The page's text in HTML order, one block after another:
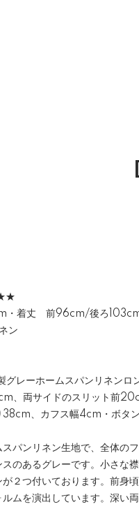
・着丈 前96cm/後ろ
ン
レーホームスパンリネンロ
、両サイドのスリット前
38cm、カフス幅4cm・ボタ
パンリネン生地で、全体の
のあるグレーです。小さな
が２つ付いております。前
ムを演出しています。深い